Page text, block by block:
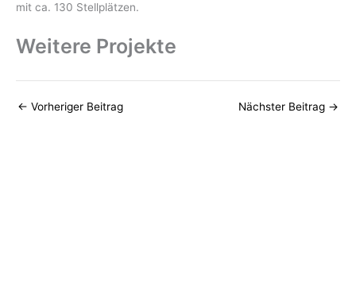
mit ca. 130 Stellplätzen.
Weitere Projekte
← Vorheriger Beitrag Nächster Beitrag →